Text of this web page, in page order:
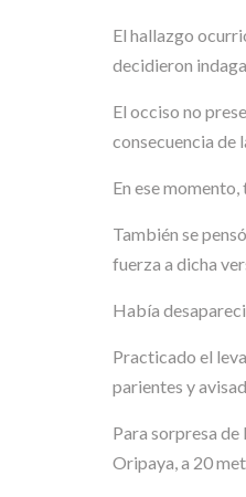
El hallazgo
decidieron
El occiso no
consecuencia de
En ese
También se
fuerza a dicha
Había
Practicado el
parientes y
Para sorpresa
Oripaya, a 20